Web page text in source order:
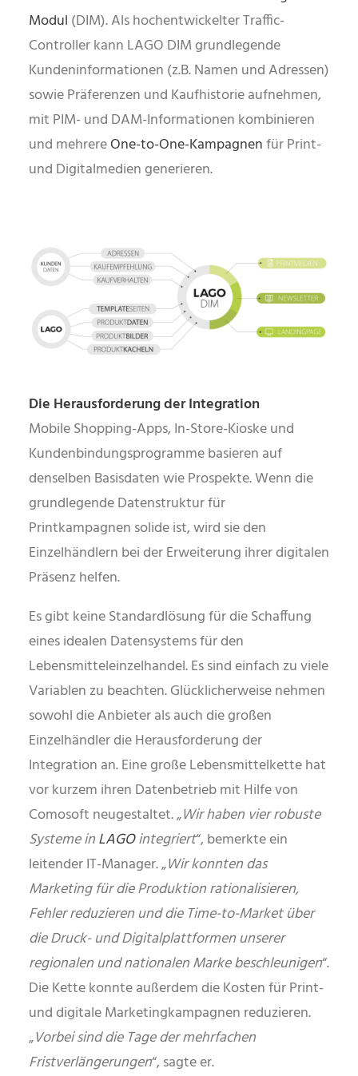
Modul (DIM). Als hochentwickelter Traffic-
Controller kann LAGO DIM grundlegende
Kundeninformationen (z.B. Namen und Adressen)
sowie Präferenzen und Kaufhistorie aufnehmen,
mit PIM- und DAM-Informationen kombinieren
und mehrereOne-to-One-Kampagnenfür Print-
und Digitalmedien generieren.
Die Herausforderung der Integration
Mobile Shopping-Apps, In-Store-Kioske und
Kundenbindungsprogramme basieren auf
denselben Basisdaten wie Prospekte. Wenn die
grundlegende Datenstruktur für
Printkampagnen solide ist, wird sie den
Einzelhändlern bei der Erweiterung ihrer digitalen
Präsenz helfen.
Es gibt keine Standardlösung für die Schaffung
eines idealen Datensystems für den
Lebensmitteleinzelhandel. Es sind einfach zu viele
Variablen zu beachten. Glücklicherweise nehmen
sowohl die Anbieter als auch die großen
Einzelhändler die Herausforderung der
Integration an. Eine große Lebensmittelkette hat
vor kurzem ihren Datenbetrieb mit Hilfe von
Comosoft neugestaltet. „Wir haben vier robuste
Systeme inLAGOintegriert“, bemerkte ein
leitender IT-Manager. „Wir konnten das
Marketing für die Produktion rationalisieren,
Fehler reduzieren und die Time-to-Market über
die Druck- und Digitalplattformen unserer
regionalen und nationalen Marke beschleunigen“.
Die Kette konnte außerdem die Kosten für Print-
und digitale Marketingkampagnen reduzieren.
„Vorbei sind die Tage der mehrfachen
Fristverlängerungen“, sagte er.